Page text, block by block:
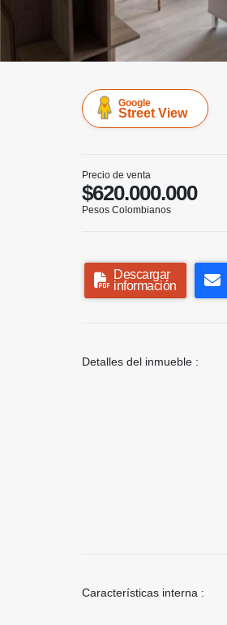
Google
Street View
Precio de venta
$620.000.000
Pesos Colombianos
Descargar
información
Detalles del inmueble :
Características interna :